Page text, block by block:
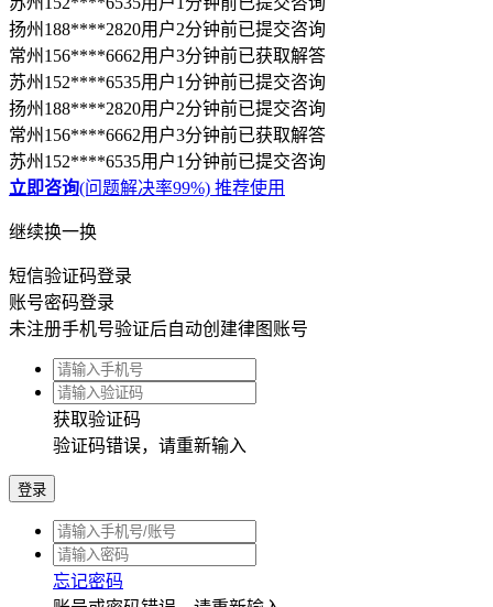
短信验证码登录
账号密码登录
未注册手机号验证后自动创建律图账号
获取验证码
验证码错误，请重新输入
登录
忘记密码
账号或密码错误，请重新输入
我已阅读并同意
《用户服务协议》
《律图隐私政策》
议》